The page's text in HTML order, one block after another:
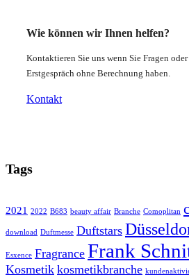
Wie können wir Ihnen helfen?
Kontaktieren Sie uns wenn Sie Fragen
Erstgespräch ohne Berechnung haben.
Kontakt
Tags
2021 2022 B683 beauty affair Branche Comoplitan
download Duftmesse Duftstars
Esxence Fragrance Frank
Kosmetik kosmetikbranche